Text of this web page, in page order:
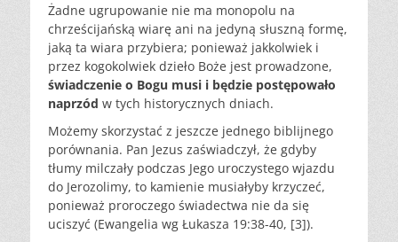
Żadne ugrupowanie nie ma monopolu na
chrześcijańską wiarę ani na jedyną słuszną formę,
jaką ta wiara przybiera; ponieważ jakkolwiek i
przez kogokolwiek dzieło Boże jest prowadzone,
świadczenie o Bogu musi i będzie postępowało
naprzód w tych historycznych dniach.
Możemy skorzystać z jeszcze jednego biblijnego
porównania. Pan Jezus zaświadczył, że gdyby
tłumy milczały podczas Jego uroczystego wjazdu
do Jerozolimy, to kamienie musiałyby krzyczeć,
ponieważ proroczego świadectwa nie da się
uciszyć (Ewangelia wg Łukasza 19:38-40, [3]).